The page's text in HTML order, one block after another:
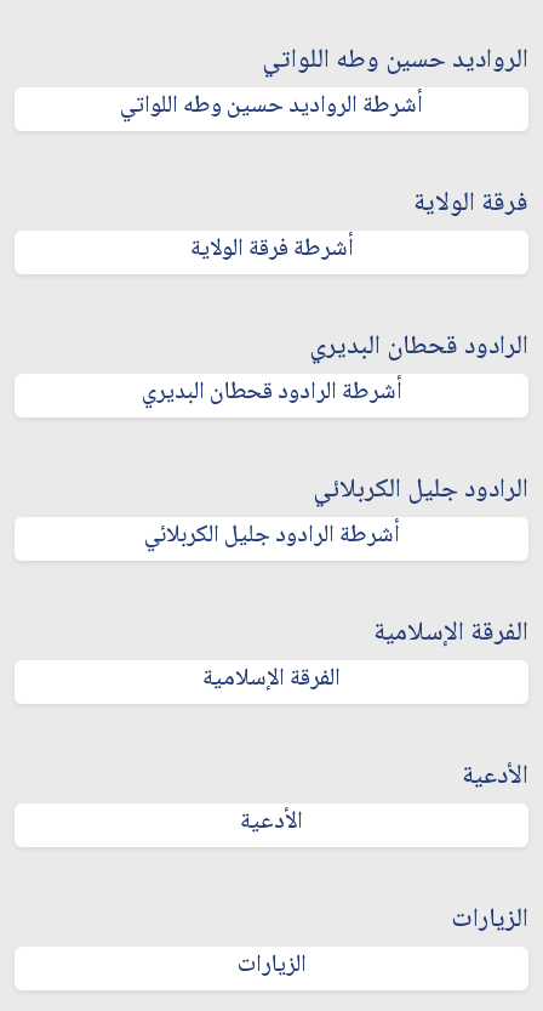
الرواديد حسين وطه اللواتي
أشرطة الرواديد حسين وطه اللواتي
فرقة الولاية
أشرطة فرقة الولاية
الرادود قحطان البديري
أشرطة الرادود قحطان البديري
الرادود جليل الكربلائي
أشرطة الرادود جليل الكربلائي
الفرقة الإسلامية
الفرقة الإسلامية
الأدعية
الأدعية
الزيارات
الزيارات